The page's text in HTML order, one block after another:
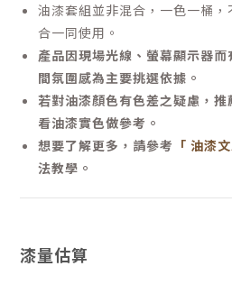
油漆套組並非混合，一色一桶
合一同使用。
產品因現場光線、螢幕顯示器
間氛圍感為主要挑選依據。
若對油漆顏色有色差之疑慮，推
看油漆實色做參考。
想要了解更多，請參考 「 油漆
法教學。
漆量估算